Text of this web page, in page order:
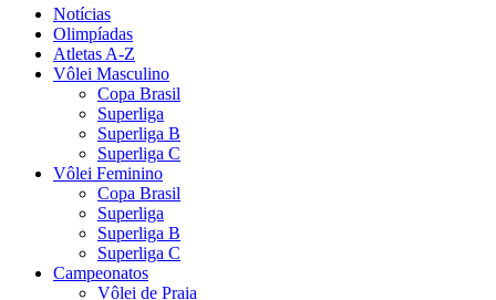
Notícias
Olimpíadas
Atletas A-Z
Vôlei Masculino
Copa Brasil
Superliga
Superliga B
Superliga C
Vôlei Feminino
Copa Brasil
Superliga
Superliga B
Superliga C
Campeonatos
Vôlei de Praia